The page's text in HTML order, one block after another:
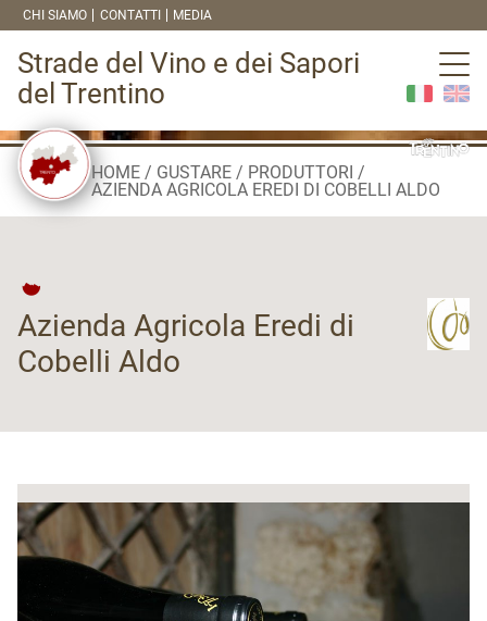
CHI SIAMO CONTATTI MEDIA
Strade del Vino e dei Sapori
del Trentino
HOME GUSTARE
PRODUTTORI
AZIENDA AGRICOLA EREDI DI COBELLI ALDO
Azienda Agricola Eredi di
Cobelli Aldo